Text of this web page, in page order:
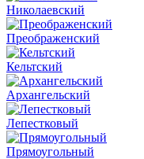
Николаевский
Преображенский
Кельтский
Архангельский
Лепестковый
Прямоугольный